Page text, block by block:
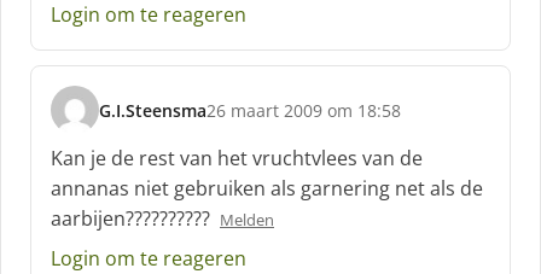
Login om te reageren
G.I.Steensma
s
c
h
r
e
e
26 maart 2009 om 18:58
Kan je de rest van het vruchtvlees van de
annanas niet gebruiken als garnering net als de
aarbijen?????????? Melden
Login om te reageren